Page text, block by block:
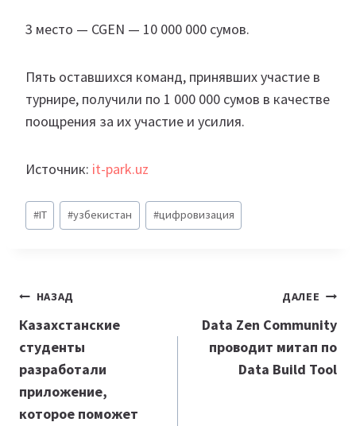
3 место — CGEN — 10 000 000 сумов.
Пять оставшихся команд, принявших участие в
турнире, получили по 1 000 000 сумов в качестве
поощрения за их участие и усилия.
Источник: it-park.uz
Метки
записи:
#IT #узбекистан #цифровизация
Навигация
по
записям
НАЗАД
Казахстанские
студенты
разработали
приложение,
которое поможет
ДАЛЕЕ
Data Zen Community
проводит митап по
Data Build Tool